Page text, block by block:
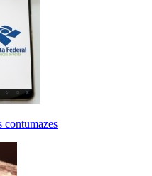
contumazes